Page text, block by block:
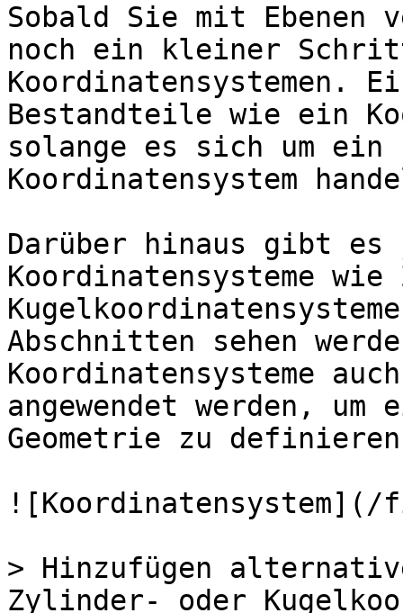
Sobald Sie mit
noch ein kleiner
Koordinatensystemen.
Bestandteile wie ein
solange es sich um
Koordinatensystem
Darüber hinaus gibt
Koordinatensysteme
Abschnitten sehen
Koordinatensysteme
angewendet werden,
Geometrie zu
![Koordinatensystem](/
> Hinzufügen